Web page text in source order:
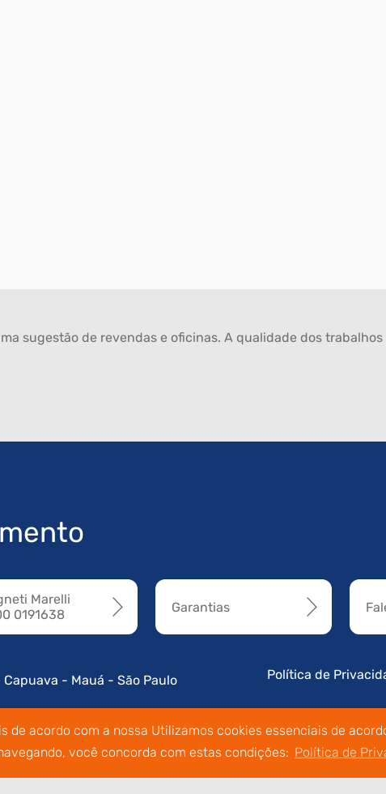
de acordo com a nossa Utilizamos cookies essenciais de
você concorda com estas condições: Política de
sugestão de revendas e oficinas. A qualidade dos
Marelli
0191638
Garantias
- Mauá - São Paulo Política de